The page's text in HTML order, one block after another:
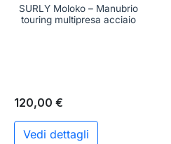
SURLY Moloko – Manubrio
touring multipresa acciaio
120,00 €
Vedi dettagli